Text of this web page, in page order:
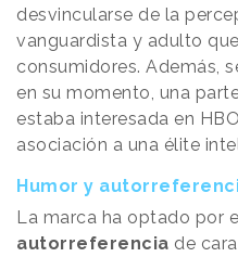
desvincularse de la
vanguardista y adulto
consumidores. Además,
en su momento, una
estaba interesada en
asociación a una élite
Humor y
La marca ha optado por e
autorreferencia de